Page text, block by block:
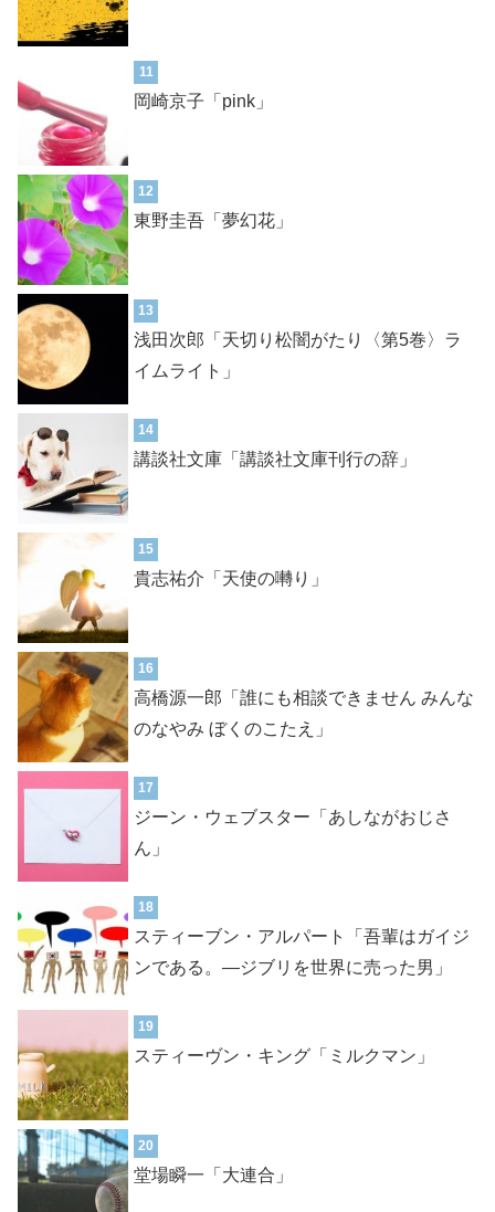
11
岡崎京子「pink」
12
東野圭吾「夢幻花」
13
浅田次郎「天切り松闇がたり〈第5巻〉ラ
イムライト」
14
講談社文庫「講談社文庫刊行の辞」
15
貴志祐介「天使の囀り」
16
高橋源一郎「誰にも相談できません みんな
のなやみ ぼくのこたえ」
17
ジーン・ウェブスター「あしながおじさ
ん」
18
スティーブン・アルパート「吾輩はガイジ
ンである。―ジブリを世界に売った男」
19
スティーヴン・キング「ミルクマン」
20
堂場瞬一「大連合」